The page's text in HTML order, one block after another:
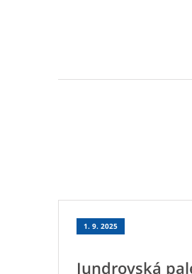
1. 9. 2025
Jundrovská